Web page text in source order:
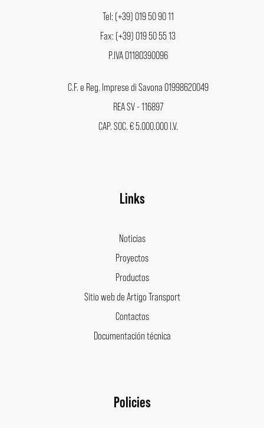
Tel: (+39) 019 50 90 11
Fax: (+39) 019 50 55 13
P.IVA 01180390096
C.F. e Reg. Imprese di Savona 01998620049
REA SV - 116897
CAP. SOC. € 5.000.000 I.V.
Links
Noticias
Proyectos
Productos
Sitio web de Artigo Transport
Contactos
Documentación técnica
Policies